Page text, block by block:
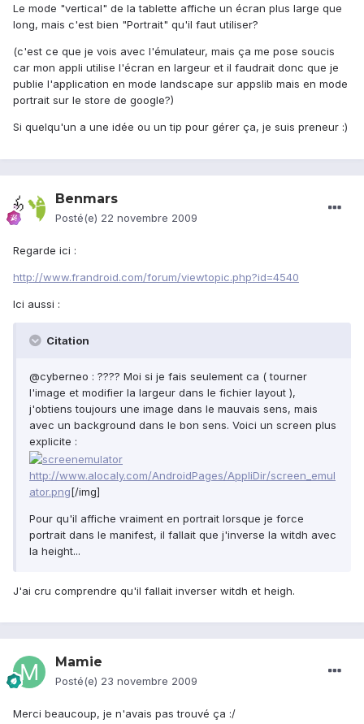
Le mode "vertical" de la tablette affiche un écran plus large que
long, mais c'est bien "Portrait" qu'il faut utiliser?
(c'est ce que je vois avec l'émulateur, mais ça me pose soucis
car mon appli utilise l'écran en largeur et il faudrait donc que je
publie l'application en mode landscape sur appslib mais en mode
portrait sur le store de google?)
Si quelqu'un a une idée ou un tip pour gérer ça, je suis preneur :)
Benmars
Posté(e) 22 novembre 2009
Regarde ici :
http://www.frandroid.com/forum/viewtopic.php?id=4540
Ici aussi :
Citation
@cyberneo : ???? Moi si je fais seulement ca ( tourner
l'image et modifier la largeur dans le fichier layout ),
j'obtiens toujours une image dans le mauvais sens, mais
avec un background dans le bon sens. Voici un screen plus
explicite :
http://www.alocaly.com/AndroidPages/AppliDir/screen_emul
ator.png[/img]
Pour qu'il affiche vraiment en portrait lorsque je force
portrait dans le manifest, il fallait que j'inverse la witdh avec
la height...
J'ai cru comprendre qu'il fallait inverser witdh et heigh.
Mamie
Posté(e) 23 novembre 2009
Merci beaucoup, je n'avais pas trouvé ça :/